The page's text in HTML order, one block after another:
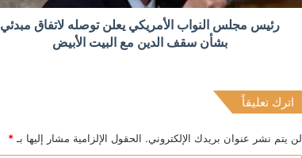
ترامب يحذر: قد أكون آخر رئيس جمهوري
منذ 11 ساعة
رئيس مجلس النواب الأمريكي يعلن توصله لاتفاق مبدئي
بشأن سقف الدين مع البيت الأبيض
اترك تعليقاً
لن يتم نشر عنوان بريدك الإلكتروني. الحقول الإلزامية مشار إليها بـ *